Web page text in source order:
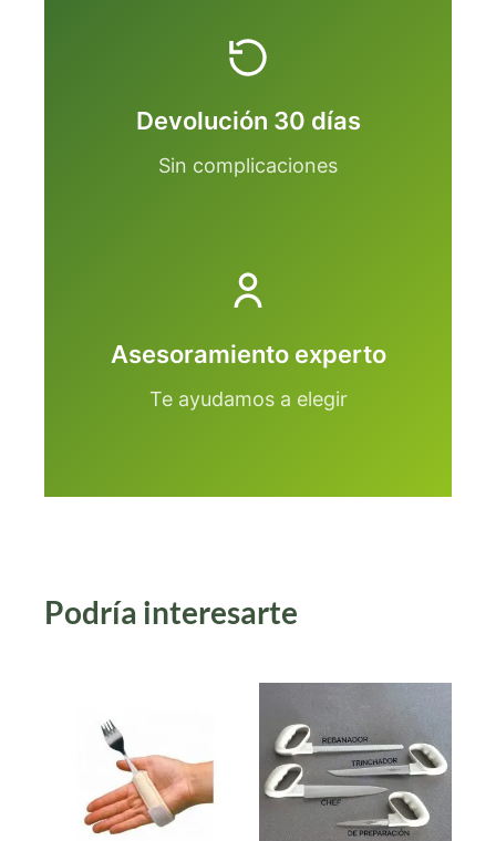
Devolución 30 días
Sin complicaciones
Asesoramiento experto
Te ayudamos a elegir
Podría interesarte